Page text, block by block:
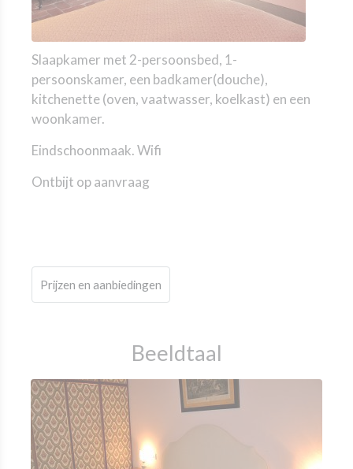
Slaapkamer met 2-persoonsbed, 1-
persoonskamer, een badkamer(douche),
kitchenette (oven, vaatwasser, koelkast) en een
woonkamer.
Eindschoonmaak. Wifi
Ontbijt op aanvraag
Prijzen en aanbiedingen
Beeldtaal